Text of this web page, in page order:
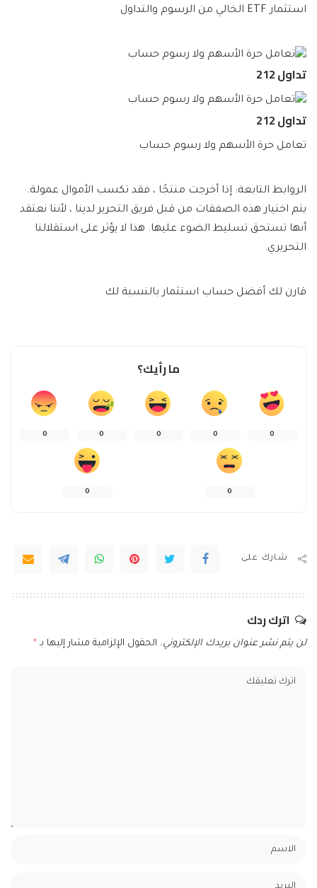
استثمار ETF الخالي من الرسوم والتداول
تداول 212
تداول 212
تعامل حرة الأسهم ولا رسوم حساب
الروابط التابعة: إذا أخرجت منتجًا ، فقد تكسب الأموال عمولة.
يتم اختيار هذه الصفقات من قبل فريق التحرير لدينا ، لأننا نعتقد
أنها تستحق تسليط الضوء عليها. هذا لا يؤثر على استقلالنا
التحريري.
قارن لك أفضل حساب استثمار بالنسبة لك
ما رأيك؟
0
0
0
0
0
0
0
شارك على
اترك ردك
لن يتم نشر عنوان بريدك الإلكتروني. الحقول الإلزامية مشار إليها بـ *